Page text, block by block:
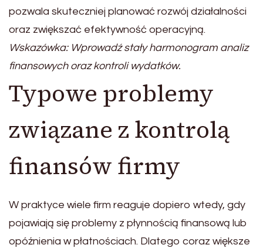
pozwala skuteczniej planować rozwój działalności
oraz zwiększać efektywność operacyjną.
Wskazówka: Wprowadź stały harmonogram analiz
finansowych oraz kontroli wydatków.
Typowe problemy
związane z kontrolą
finansów firmy
W praktyce wiele firm reaguje dopiero wtedy, gdy
pojawiają się problemy z płynnością finansową lub
opóźnienia w płatnościach. Dlatego coraz większe